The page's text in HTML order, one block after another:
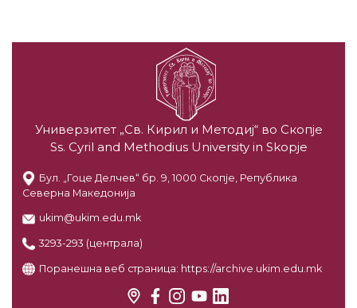
Универзитет „Св. Кирил и Методиј“ во Скопје
Ss. Cyril and Methodius University in Skopje
Бул. „Гоце Делчев“ бр. 9, 1000 Скопје, Република
Северна Македонија
ukim@ukim.edu.mk
3293-293 (централа)
Поранешна веб страница: https://archive.ukim.edu.mk